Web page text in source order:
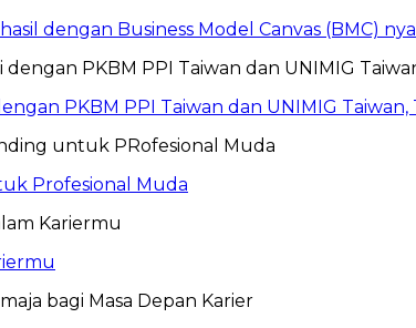
dengan Business Model Canvas (BMC) nya
PKBM PPI Taiwan dan UNIMIG
Profesional Muda